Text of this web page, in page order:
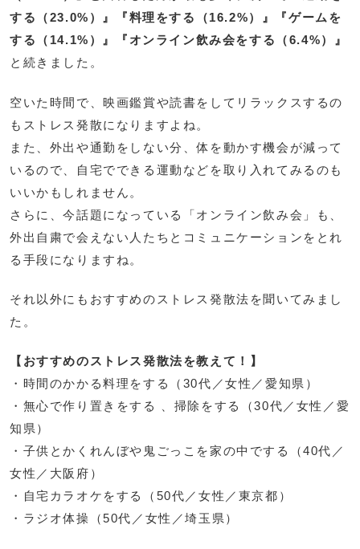
する（23.0%）』『料理をする（16.2%）』『ゲームを
する（14.1%）』『オンライン飲み会をする（6.4%）』
と続きました。
空いた時間で、映画鑑賞や読書をしてリラックスするの
もストレス発散になりますよね。
また、外出や通勤をしない分、体を動かす機会が減って
いるので、自宅でできる運動などを取り入れてみるのも
いいかもしれません。
さらに、今話題になっている「オンライン飲み会」も、
外出自粛で会えない人たちとコミュニケーションをとれ
る手段になりますね。
それ以外にもおすすめのストレス発散法を聞いてみまし
た。
【おすすめのストレス発散法を教えて！】
・時間のかかる料理をする（30代／女性／愛知県）
・無心で作り置きをする 、掃除をする（30代／女性／愛
知県）
・子供とかくれんぼや鬼ごっこを家の中でする（40代／
女性／大阪府）
・自宅カラオケをする（50代／女性／東京都）
・ラジオ体操（50代／女性／埼玉県）